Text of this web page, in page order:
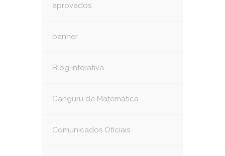
aprovados
banner
Blog interativa
Canguru de Matemática
Comunicados Oficiais